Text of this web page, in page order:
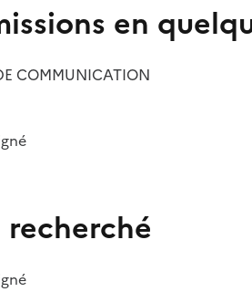
en
COMMUNICATION